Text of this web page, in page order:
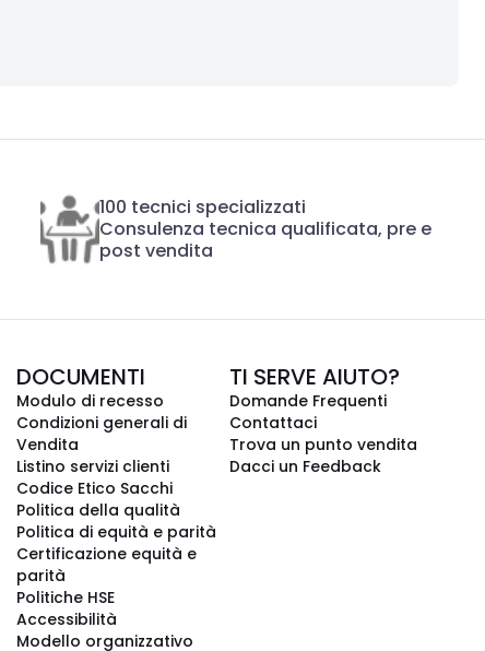
100 tecnici specializzati
Consulenza tecnica qualificata, pre e
post vendita
DOCUMENTI
Modulo di recesso
Condizioni generali di
Vendita
Listino servizi clienti
Codice Etico Sacchi
Politica della qualità
Politica di equità e parità
Certificazione equità e
parità
Politiche HSE
Accessibilità
Modello organizzativo
TI SERVE AIUTO?
Domande Frequenti
Contattaci
Trova un punto vendita
Dacci un Feedback